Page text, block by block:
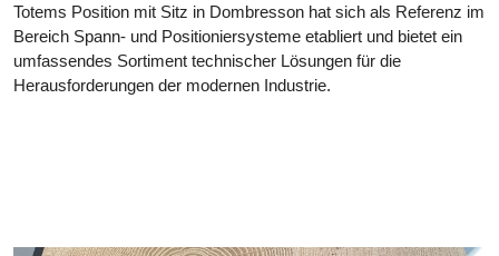
Totems Position mit Sitz in Dombresson hat sich als Referenz im
Bereich Spann- und Positioniersysteme etabliert und bietet ein
umfassendes Sortiment technischer Lösungen für die
Herausforderungen der modernen Industrie.